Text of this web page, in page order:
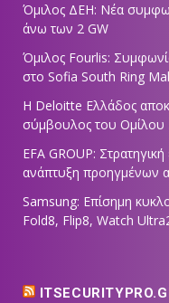
Όμιλος ΔΕΗ: Νέα
άνω των 2 GW
Όμιλος Fourlis:
στο Sofia South Ring
Η Deloitte Ελλάδος
σύμβουλος του
EFA GROUP:
ανάπτυξη προηγμένων
Samsung: Επίσημη
Fold8, Flip8, Watch